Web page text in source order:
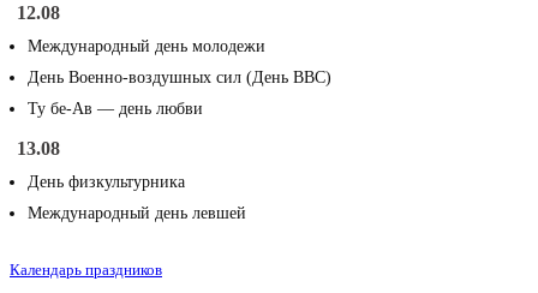
12.08
Международный день молодежи
День Военно-воздушных сил (День ВВС)
Ту бе-Ав — день любви
13.08
День физкультурника
Международный день левшей
Календарь праздников